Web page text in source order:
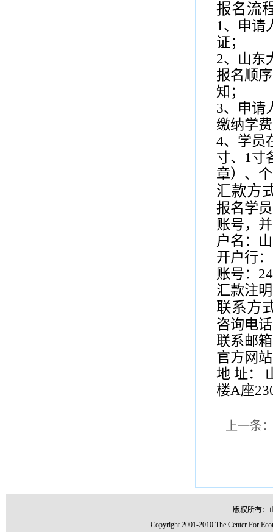
报名流
1 、申请
证；
2、山东
报名顺
知；
3、申请
缴纳学
4、学员
寸、 1 寸
章）、
汇款方
报名学
账号，
户名：
开户行
账号：
汇款注
联系方
咨询电
联系邮
官方网
地 址：
楼A座
上一条
版权所有：
Copyright 2001-2010 The Center For